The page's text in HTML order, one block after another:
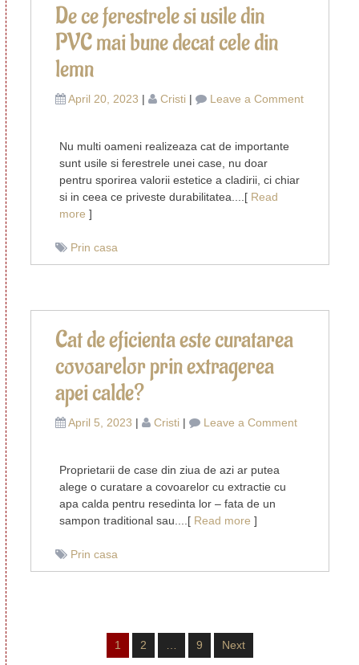
De ce ferestrele si usile din
PVC mai bune decat cele din
lemn
April 20, 2023 | Cristi | Leave a Commenton
decat
Nu multi oameni realizeaza cat de importante
sunt usile si ferestrele unei case, nu doar
pentru sporirea valorii estetice a cladirii, ci chiar
si in ceea ce priveste durabilitatea....[ Read
more ]
Prin casa
Cat de eficienta este curatarea
covoarelor prin extragerea
apei calde?
April 5, 2023 | Cristi | Leave a Commenton
apei
Proprietarii de case din ziua de azi ar putea
alege o curatare a covoarelor cu extractie cu
apa calda pentru resedinta lor – fata de un
sampon traditional sau....[ Read more ]
Prin casa
Posts
1 2 9 Next